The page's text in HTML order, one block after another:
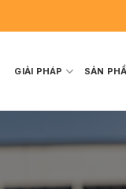
GIẢI PHÁP SẢN